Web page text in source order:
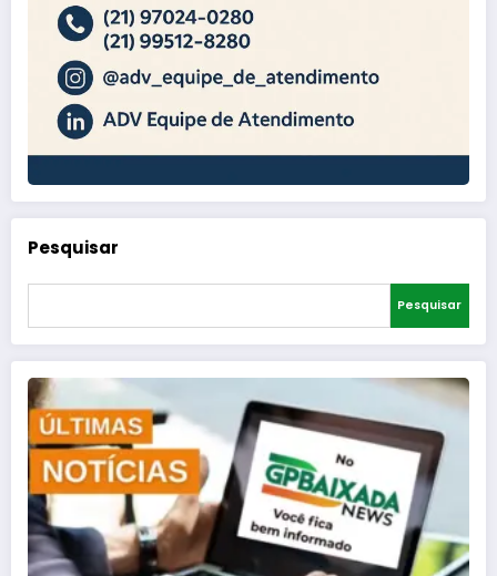
Pesquisar
Pesquisar